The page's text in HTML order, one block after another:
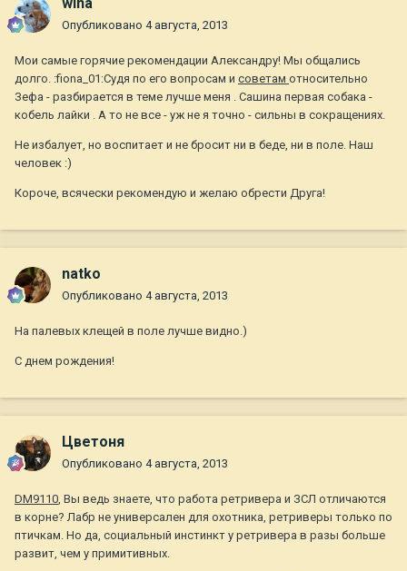
wina
Опубликовано 4 августа, 2013
Мои самые горячие рекомендации Александру! Мы общались
долго. :fiona_01:Судя по его вопросам и советам относительно
Зефа - разбирается в теме лучше меня . Сашина первая собака -
кобель лайки . А то не все - уж не я точно - сильны в сокращениях.
Не избалует, но воспитает и не бросит ни в беде, ни в поле. Наш
человек :)
Короче, всячески рекомендую и желаю обрести Друга!
natko
Опубликовано 4 августа, 2013
На палевых клещей в поле лучше видно.)
С днем рождения!
Цветоня
Опубликовано 4 августа, 2013
DM9110, Вы ведь знаете, что работа ретривера и ЗСЛ отличаются
в корне? Лабр не универсален для охотника, ретриверы только по
птичкам. Но да, социальный инстинкт у ретривера в разы больше
развит, чем у примитивных.